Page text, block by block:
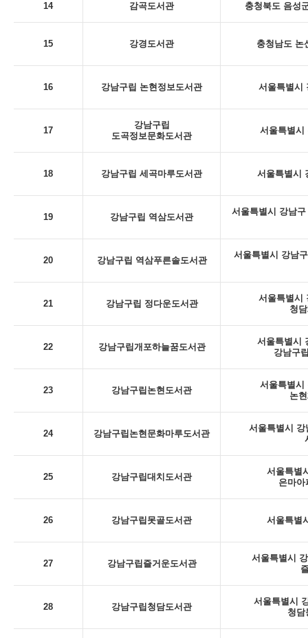
14 감곡도서관 충청북도 음성
15 강경도서관 충청남도 논
16 강남구립 논현정보도서관 서울특별시
17
강남구립
도곡정보문화도서관
서울특별시
18 강남구립 세곡마루도서관 서울특별시
19 강남구립 역삼도서관
서울특별시 강남
20 강남구립 역삼푸른솔도서관
서울특별시 강남
21 강남구립 정다운도서관
서울특별시
청
22 강남구립개포하늘꿈도서관
서울특별시
강남구
23 강남구립논현도서관
서울특별시
논
24 강남구립논현문화마루도서관
서울특별시 강
25 강남구립대치도서관
서울특별
은마아
26 강남구립못골도서관 서울특별
27 강남구립즐거운도서관
서울특별시
28 강남구립청담도서관
서울특별시
청담